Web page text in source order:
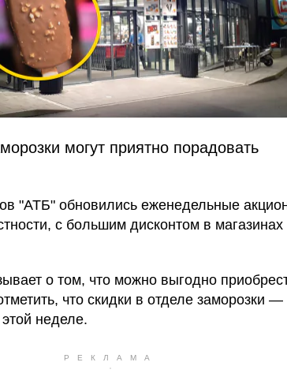
могут приятно порадовать
"АТБ" обновились еженедельные
с большим дисконтом в
о том, что можно выгодно
что скидки в отделе заморозки —
неделе.